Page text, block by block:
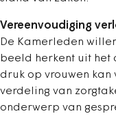
Vereenvoudiging
De Kamerleden
beeld herkent uit
druk op vrouwen
verdeling van
onderwerp van